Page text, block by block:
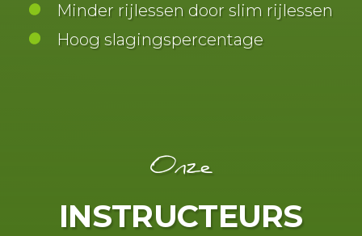
Minder rijlessen door slim rijlessen
Hoog slagingspercentage
Onze
INSTRUCTEURS